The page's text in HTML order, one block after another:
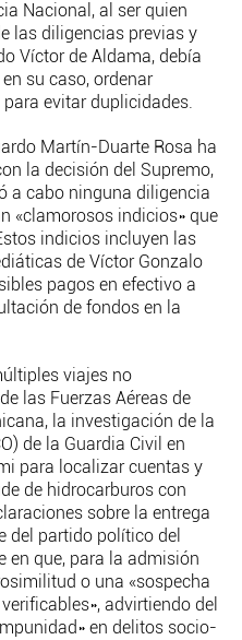
Nacional, al ser quien
las diligencias previas y
Víctor de Aldama, debía
su caso, ordenar
evitar duplicidades.
Martín-Duarte Rosa ha
la decisión del Supremo,
a cabo ninguna diligencia
«clamorosos indicios» que
indicios incluyen las
de Víctor Gonzalo
pagos en efectivo a
de fondos en la
viajes no
las Fuerzas Aéreas de
la investigación de la
de la Guardia Civil en
para localizar cuentas y
de hidrocarburos con
sobre la entrega
del partido político del
en que, para la admisión
o una «sospecha
advirtiendo del
en delitos socio-